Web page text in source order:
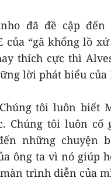
đã đề cập đến
“gã khổng lồ
thích cực thì
lời phát biểu của
tôi luôn biết
Chúng tôi luôn cố
những chuyện
ông ta vì nó giúp
trình diễn của